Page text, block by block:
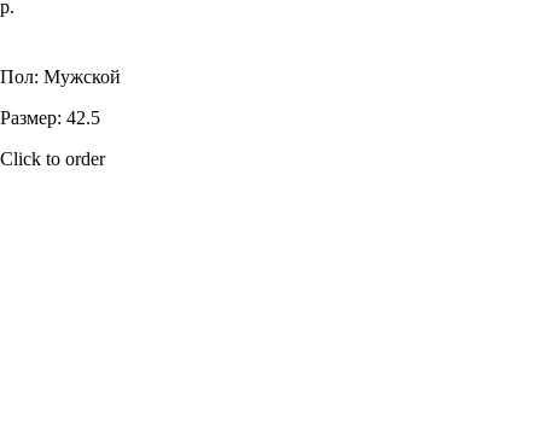
р.
Пол: Мужской
Размер: 42.5
Click to order